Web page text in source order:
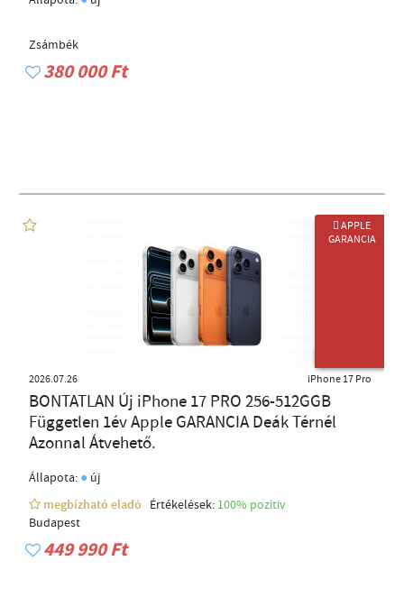
Zsámbék
380 000 Ft
 APPLE
GARANCIA
2026.07.26 iPhone 17 Pro
BONTATLAN Új iPhone 17 PRO 256-512GGB
Független 1év Apple GARANCIA Deák Térnél
Azonnal Átvehető.
Állapota: ● új
megbízható eladó
Értékelések: 100% pozítiv
Budapest
449 990 Ft